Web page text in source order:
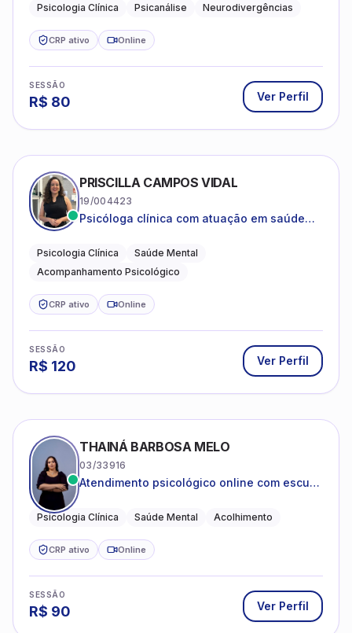
crianças neurotípicas
Psicologia Clínica Psicanálise Neurodivergências
CRP ativo Online
SESSÃO
R$ 80 Ver Perfil
PRISCILLA CAMPOS VIDAL
19/004423
Psicóloga clínica com atuação em saúde
Psicologia Clínica
Saúde Mental
Acompanhamento Psicológico
CRP ativo Online
SESSÃO
R$ 120 Ver Perfil
THAINÁ BARBOSA MELO
03/33916
Atendimento psicológico online com escuta
emocional
Psicologia Clínica Saúde Mental Acolhimento
CRP ativo Online
SESSÃO
R$ 90 Ver Perfil